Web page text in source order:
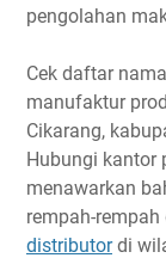
pengolahan
Cek daftar
manufaktur
Cikarang,
Hubungi kantor
menawarkan
rempah-
distributordi